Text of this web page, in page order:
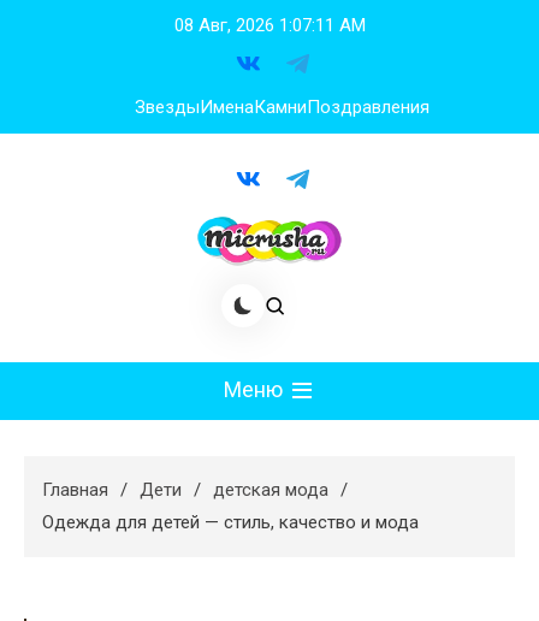
08 Авг, 2026 1:07:12 AM
ЗвездыИменаКамниПоздравления
Меню
Худеем
Главная Дети
детская мода
Одежда для детей — стиль, качество и мода